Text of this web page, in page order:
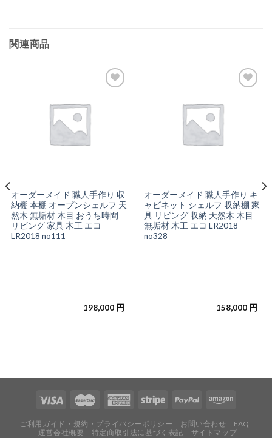
関連商品
オーダーメイド 職人手作り 収
納棚 本棚 オープンシェルフ 天
然木 無垢材 木目 おうち時間
リビング 家具 木工 エコ
LR2018 no111
198,000 円
オーダーメイド 職人手作り キ
ャビネット シェルフ 収納棚 家
具 リビング 収納 天然木 木目
無垢材 木工 エコ LR2018
no328
158,000 円
ご利用ガイド・規約・プライバシーポリシー お問い合わせ
FAQ
運営会社概要
特定商取引法に基づく表記 サイトマップ